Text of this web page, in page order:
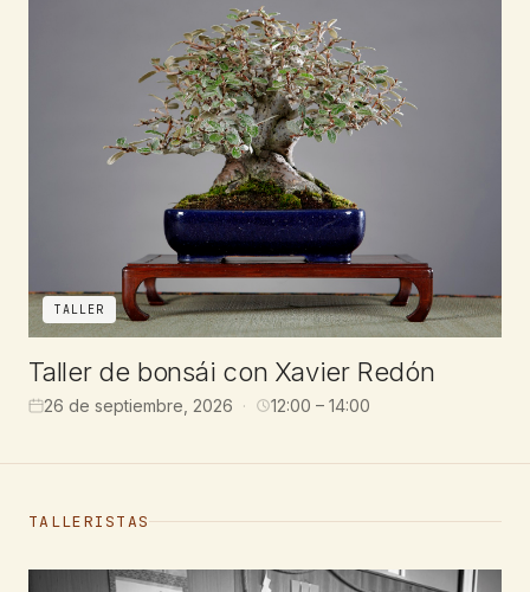
TALLER
Taller de bonsái con Xavier Redón
26 de septiembre, 2026 12:00 – 14:00
TALLERISTAS